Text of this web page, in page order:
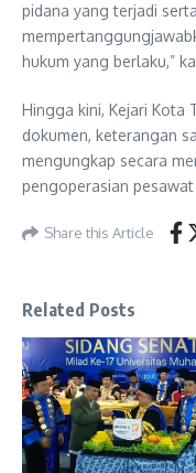
pidana yang terjadi
hukum yang berlaku,”
Hingga kini, Kejari Kota
dokumen, keterangan
mengungkap secara
pengoperasian
Share this Article
Related Posts